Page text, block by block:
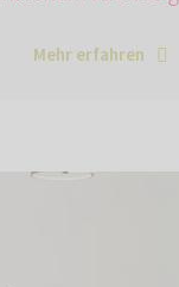
Mehr erfahren